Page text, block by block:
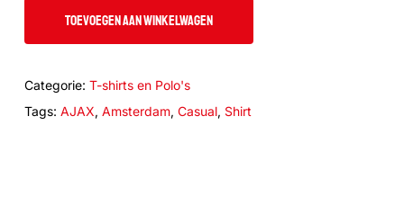
TOEVOEGEN AAN WINKELWAGEN
Categorie: T-shirts en Polo's
Tags: AJAX, Amsterdam, Casual, Shirt